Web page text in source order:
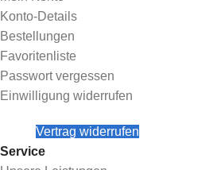
Konto-Details
Bestellungen
Favoritenliste
Passwort vergessen
Einwilligung widerrufen
Vertrag widerrufen
Service